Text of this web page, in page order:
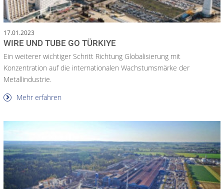
17.01.2023
WIRE UND TUBE GO TÜRKIYE
Ein weiterer wichtiger Schritt Richtung Globalisierung mit
Konzentration auf die internationalen Wachstumsmärke der
Metallindustrie.
Mehr erfahren